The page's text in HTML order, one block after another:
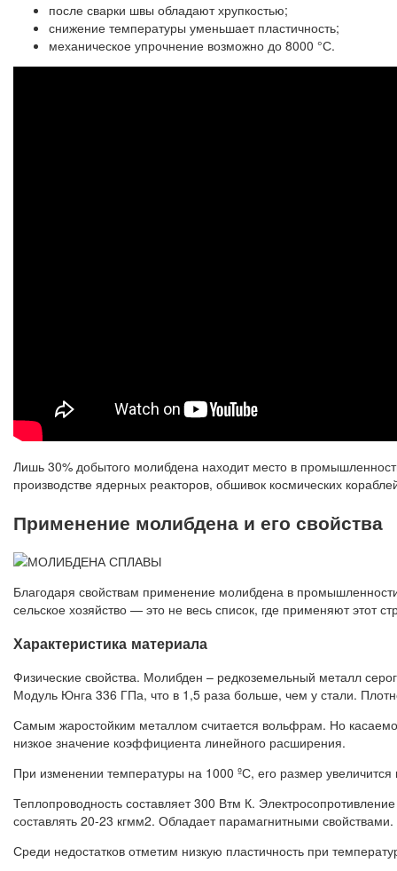
после сварки швы обладают хрупкостью;
снижение температуры уменьшает пластичность;
механическое упрочнение возможно до 8000 °С.
Лишь 30% добытого молибдена находит место в
производстве ядерных реакторов, обшивок космических
Применение молибдена и его свойства
Благодаря свойствам применение молибдена в
сельское хозяйство — это не весь список, где применяют этот
Характеристика материала
Физические свойства. Молибден – редкоземельный металл
Модуль Юнга 336 ГПа, что в 1,5 раза больше, чем у стали.
Самым жаростойким металлом считается вольфрам. Но
низкое значение коэффициента линейного расширения.
При изменении температуры на 1000 ºС, его размер
Теплопроводность составляет 300 Втм К.
составлять 20-23 кгмм2. Обладает парамагнитными свойствами.
Среди недостатков отметим низкую пластичность при